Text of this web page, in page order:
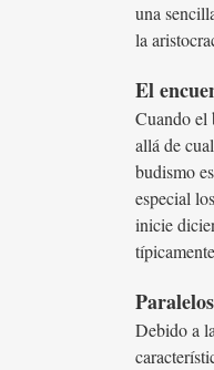
una
la
El
Cuando el
allá de
budismo
especial
inicie
Debido a